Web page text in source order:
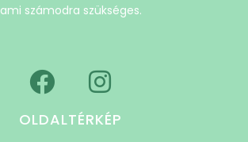
ami számodra szükséges.
OLDALTÉRKÉP